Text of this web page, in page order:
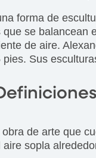
forma de
se balancean
de aire.
Sus
de arte que
sopla